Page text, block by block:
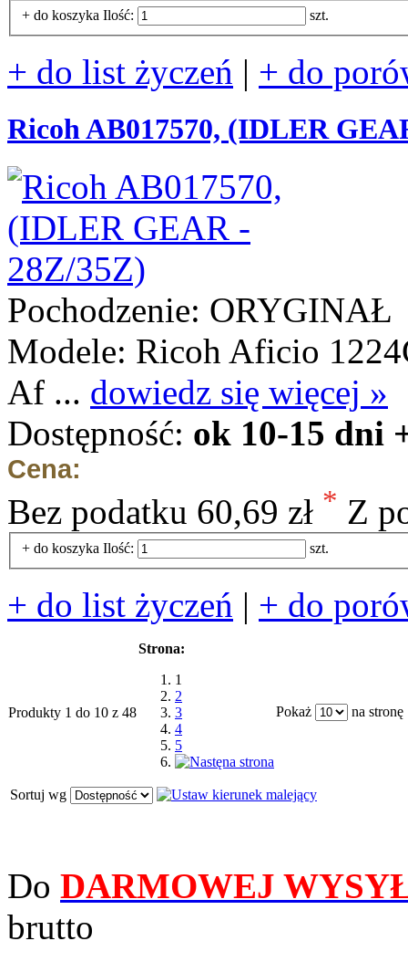
+ do koszyka Ilość: szt.
+ do list życzeń | + do
Ricoh AB017570, (IDLER
Pochodzenie: ORYGINAŁ
Modele: Ricoh Aficio
Af ... dowiedz się więcej »
Dostępność: ok 10-15 dni
Cena:
Bez podatku 60,69 zł * Z
+ do koszyka Ilość: szt.
+ do list życzeń | + do
Produkty 1 do 10 z 48
Strona:
1
2
3
4
5
Pokaż na stronę
Sortuj wg
Do DARMOWEJ
brutto